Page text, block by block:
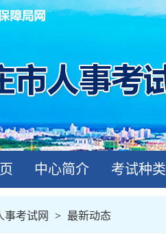
中心简介 考试种类
事考试网 > 最新动态